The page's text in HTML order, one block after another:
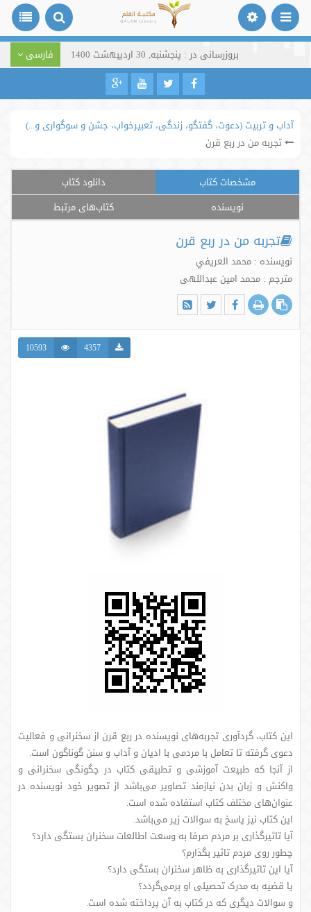
بروزرسانی در : پنجشنبه, 30 اردیبهشت 1400 فارسی
آداب و تربیت (دعوت، گفتگو، زندگی، تعبیرخواب، جشن و سوگواری و...)
تجربه من در ربع قرن
مشخصات کتاب
دانلود کتاب
نویسنده
کتاب‌های مرتبط
تجربه من در ربع قرن
نویسنده : محمد العريفي
مترجم : محمد امین عبداللهی
4357
10593
این کتاب، گردآوری تجربه‌های نویسنده در ربع قرن از سخنرانی و فعالیت
دعوی گرفته تا تعامل با مردمی با ادیان و آداب و سنن گوناگون است.
از آنجا که طبیعت آموزشی و تطبیقی کتاب در چگونگی سخنرانی و
واکنش و زبان بدن نیازمند تصاویر می‌باشد از تصویر خود نویسنده در
عنوان‌های مختلف کتاب استفاده شده است.
این کتاب نیز پاسخ به سوالات زیر می‌باشد.
آیا تاثیرگذاری بر مردم صرفا به وسعت اطالعات سخنران بستگی دارد؟
چطور روی مردم تاثیر بگذارم؟
آیا این تاثیرگذاری به ظاهر سخنران بستگی دارد؟
یا قضیه به مدرک تحصیلی او برمی‌گردد؟
و سوالات دیگری که در کتاب به آن پرداخته شده است.